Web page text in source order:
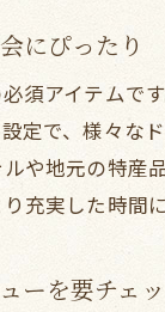
飲
にぴったり
須アイテムで
定で、様々な
や地元の特産
充実した時間
ーを要チェ